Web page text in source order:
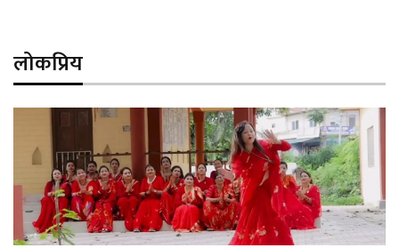
लोकप्रिय